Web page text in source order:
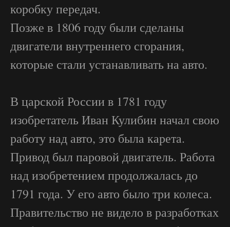
коробку передач.
Позже в 1806 году были сделаны
двигатели внутреннего сгорания,
которые стали устанавливать на авто.
В царской России в 1781 году
изобретатель Иван Кулибин начал свою
работу над авто, это была карета.
Привод был паровой двигатель. Работа
над изобретением продолжалась до
1791 года. У его авто было три колеса.
Правительство не видело в разработках